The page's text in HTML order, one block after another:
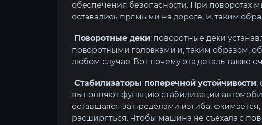
обеспечения безопасности. При поворотах
оставались прямыми на дороге, и, таким
Поворотные деки: поворотные деки
поворотными головками и, таким образом,
любом случае. Вот почему эта деталь также
Стабилизаторы поперечной устойчивости:
выполняют функцию стабилизации
оставшаяся за пределами изгиба,
расширяться. Чтобы машина не съехала с